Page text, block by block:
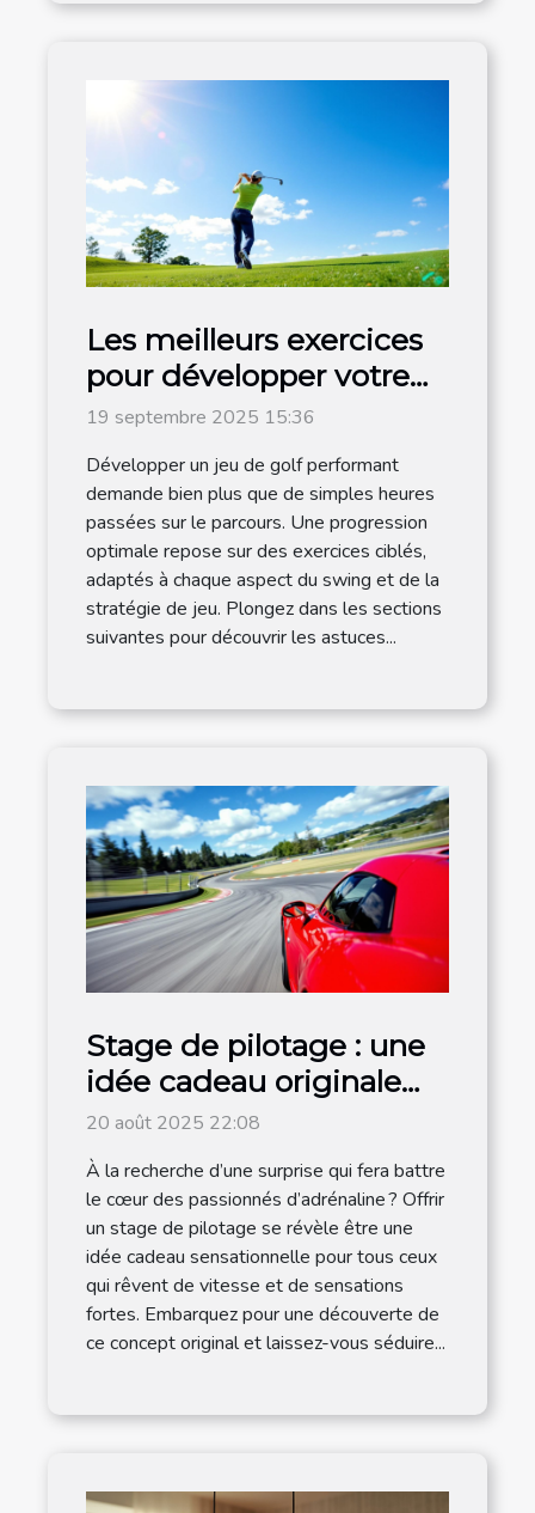
Les meilleurs exercices
pour développer votre
jeu de golf
19 septembre 2025 15:36
Développer un jeu de golf performant
demande bien plus que de simples heures
passées sur le parcours. Une progression
optimale repose sur des exercices ciblés,
adaptés à chaque aspect du swing et de la
stratégie de jeu. Plongez dans les sections
suivantes pour découvrir les astuces...
Stage de pilotage : une
idée cadeau originale
pour les amateurs de
vitesse
20 août 2025 22:08
À la recherche d’une surprise qui fera battre
le cœur des passionnés d’adrénaline ? Offrir
un stage de pilotage se révèle être une
idée cadeau sensationnelle pour tous ceux
qui rêvent de vitesse et de sensations
fortes. Embarquez pour une découverte de
ce concept original et laissez-vous séduire...